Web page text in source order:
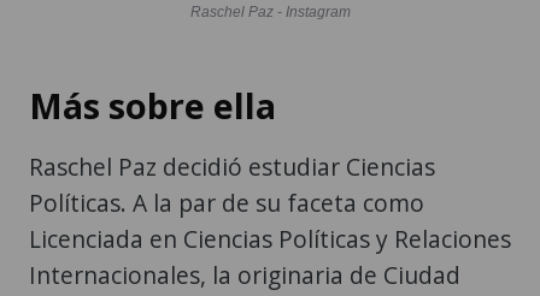
Raschel Paz - Instagram
Más sobre ella
Raschel Paz decidió estudiar Ciencias
Políticas. A la par de su faceta como
Licenciada en Ciencias Políticas y Relaciones
Internacionales, la originaria de Ciudad